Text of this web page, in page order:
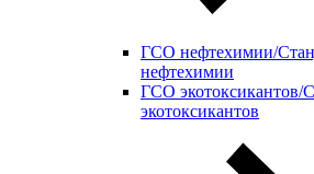
ГСО нефтехимии/
нефтехимии
ГСО экотоксикантов/
экотоксикантов